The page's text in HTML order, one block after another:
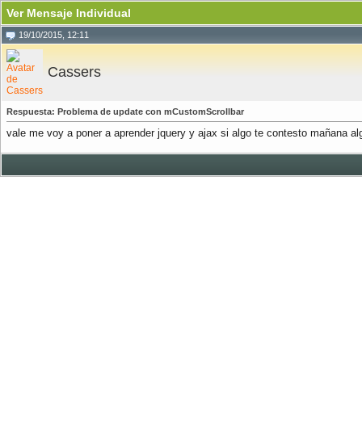
Ver Mensaje Individual
19/10/2015, 12:11
Cassers
Respuesta: Problema de update con mCustomScrollbar
vale me voy a poner a aprender jquery y ajax si algo te contesto mañana